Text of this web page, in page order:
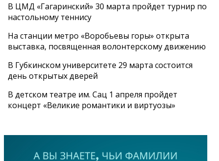
В ЦМД «Гагаринский» 30 марта пройдет турнир по
настольному теннису
На станции метро «Воробьевы горы» открыта
выставка, посвященная волонтерскому движению
В Губкинском университете 29 марта состоится
день открытых дверей
В детском театре им. Сац 1 апреля пройдет
концерт «Великие романтики и виртуозы»